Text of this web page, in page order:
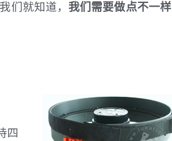
们就知道，我们需要做点不一样
四